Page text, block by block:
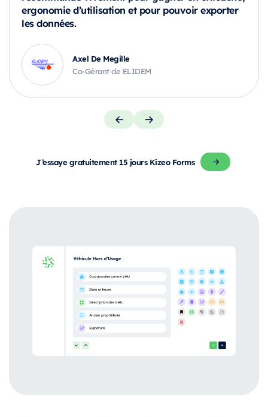
ergonomie d’utilisation et pour pouvoir exporter
les données.
Axel De Megille
Co-Gérant de ELIDEM
J’essaye gratuitement 15 jours Kizeo Forms